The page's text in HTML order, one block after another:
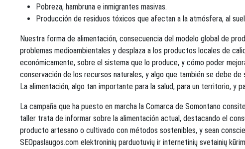
Pobreza, hambruna e inmigrantes masivas.
Producción de residuos tóxicos que afectan a la atmósfera, al
Nuestra forma de alimentación, consecuencia del modelo global de
problemas medioambientales y desplaza a los productos locales de
económicamente, sobre el sistema que lo produce, y cómo poder
conservación de los recursos naturales, y algo que también se debe
La alimentación, algo tan importante para la salud, para un territorio, y
La campaña que ha puesto en marcha la Comarca de Somontano
taller trata de informar sobre la alimentación actual, destacando el
producto artesano o cultivado con métodos sostenibles, y sean
SEOpaslaugos.com elektroninių parduotuvių ir internetinių svetainių